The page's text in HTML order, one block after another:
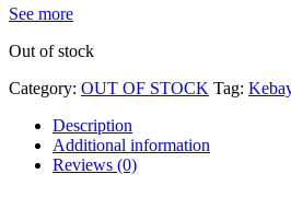
See more
Out of stock
Category: OUT OF STOCK Tag:
Description
Additional information
Reviews (0)